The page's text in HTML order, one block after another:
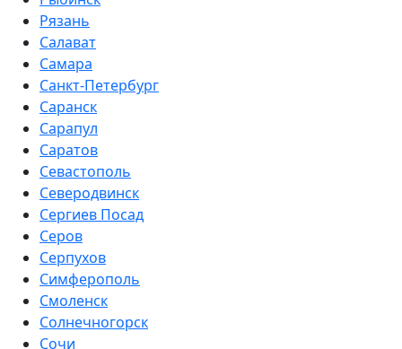
Рязань
Салават
Самара
Санкт-Петербург
Саранск
Сарапул
Саратов
Севастополь
Северодвинск
Сергиев Посад
Серов
Серпухов
Симферополь
Смоленск
Солнечногорск
Сочи